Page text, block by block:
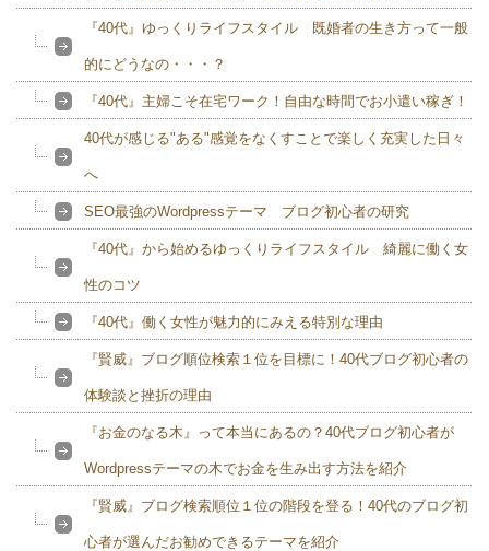
『40代』ゆっくりライフスタイル 既婚者の生き方って一般
的にどうなの・・・？
『40代』主婦こそ在宅ワーク！自由な時間でお小遣い稼ぎ！
40代が感じる"ある"感覚をなくすことで楽しく充実した日々
へ
SEO最強のWordpressテーマ ブログ初心者の研究
『40代』から始めるゆっくりライフスタイル 綺麗に働く女
性のコツ
『40代』働く女性が魅力的にみえる特別な理由
『賢威』ブログ順位検索１位を目標に！40代ブログ初心者の
体験談と挫折の理由
『お金のなる木』って本当にあるの？40代ブログ初心者が
Wordpressテーマの木でお金を生み出す方法を紹介
『賢威』ブログ検索順位１位の階段を登る！40代のブログ初
心者が選んだお勧めできるテーマを紹介